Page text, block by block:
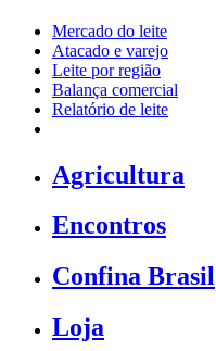
Mercado do leite
Atacado e varejo
Leite por região
Balança comercial
Relatório de leite
Agricultura
Encontros
Confina Brasil
Loja